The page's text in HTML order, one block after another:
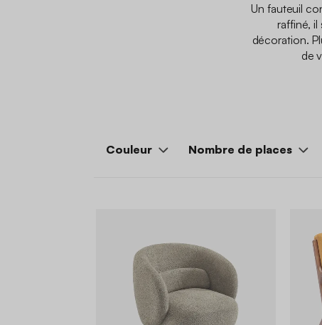
Un fauteuil
raffiné, il
décoration.
de
Couleur Nombre de places